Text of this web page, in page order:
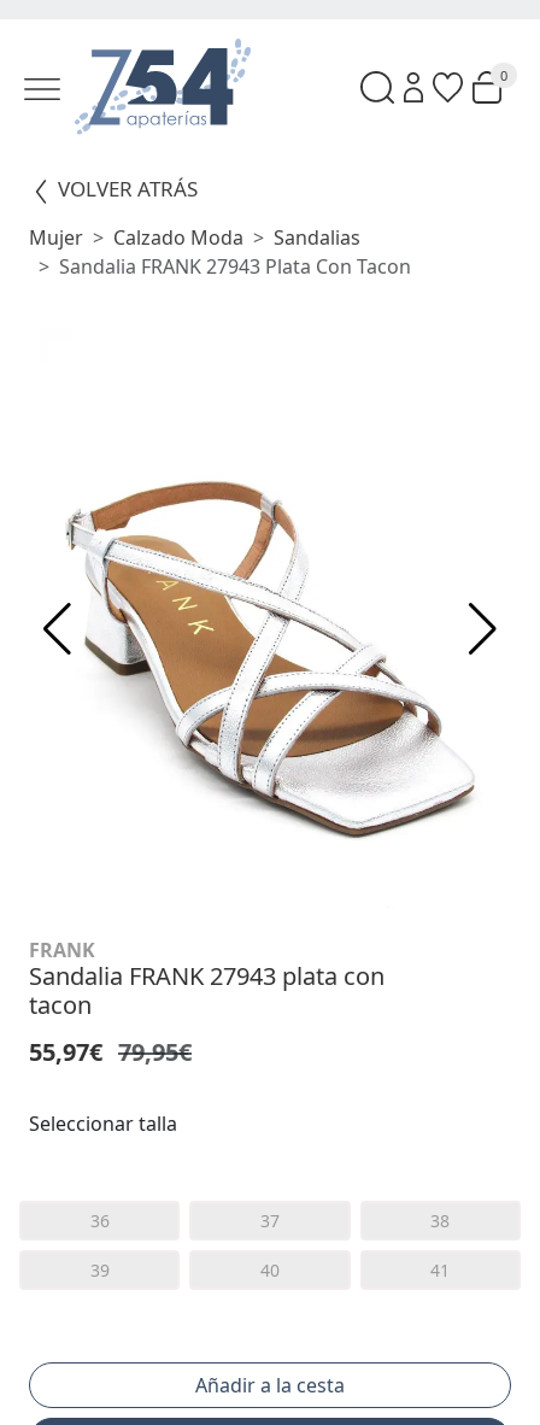
0
VOLVER ATRÁS
Mujer Calzado Moda
Sandalias
Sandalia FRANK 27943 Plata Con Tacon
FRANK
Sandalia FRANK 27943 plata con
tacon
55,97€ 79,95€
Seleccionar talla
36 37 38
39 40 41